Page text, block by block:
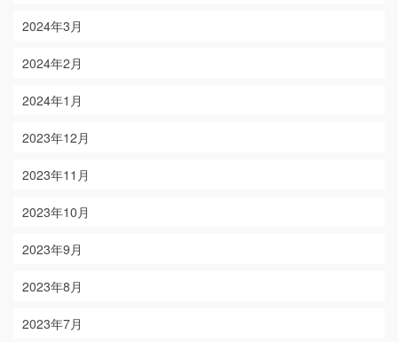
2024年3月
2024年2月
2024年1月
2023年12月
2023年11月
2023年10月
2023年9月
2023年8月
2023年7月